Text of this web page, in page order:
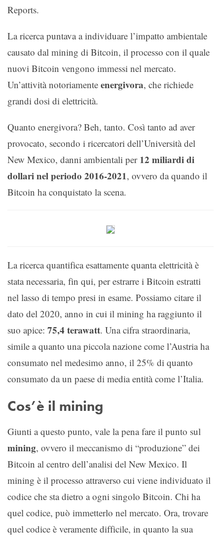
Reports.
La ricerca puntava a individuare l’impatto ambientale
causato dal mining di Bitcoin, il processo con il quale
nuovi Bitcoin vengono immessi nel mercato.
Un’attività notoriamente energivora, che richiede
grandi dosi di elettricità.
Quanto energivora? Beh, tanto. Così tanto ad aver
provocato, secondo i ricercatori dell’Università del
New Mexico, danni ambientali per 12 miliardi di
dollari nel periodo 2016-2021, ovvero da quando il
Bitcoin ha conquistato la scena.
La ricerca quantifica esattamente quanta elettricità è
stata necessaria, fin qui, per estrarre i Bitcoin estratti
nel lasso di tempo presi in esame. Possiamo citare il
dato del 2020, anno in cui il mining ha raggiunto il
suo apice: 75,4 terawatt. Una cifra straordinaria,
simile a quanto una piccola nazione come l’Austria ha
consumato nel medesimo anno, il 25% di quanto
consumato da un paese di media entità come l’Italia.
Cos’è il mining
Giunti a questo punto, vale la pena fare il punto sul
mining, ovvero il meccanismo di “produzione” dei
Bitcoin al centro dell’analisi del New Mexico. Il
mining è il processo attraverso cui viene individuato il
codice che sta dietro a ogni singolo Bitcoin. Chi ha
quel codice, può immetterlo nel mercato. Ora, trovare
quel codice è veramente difficile, in quanto la sua